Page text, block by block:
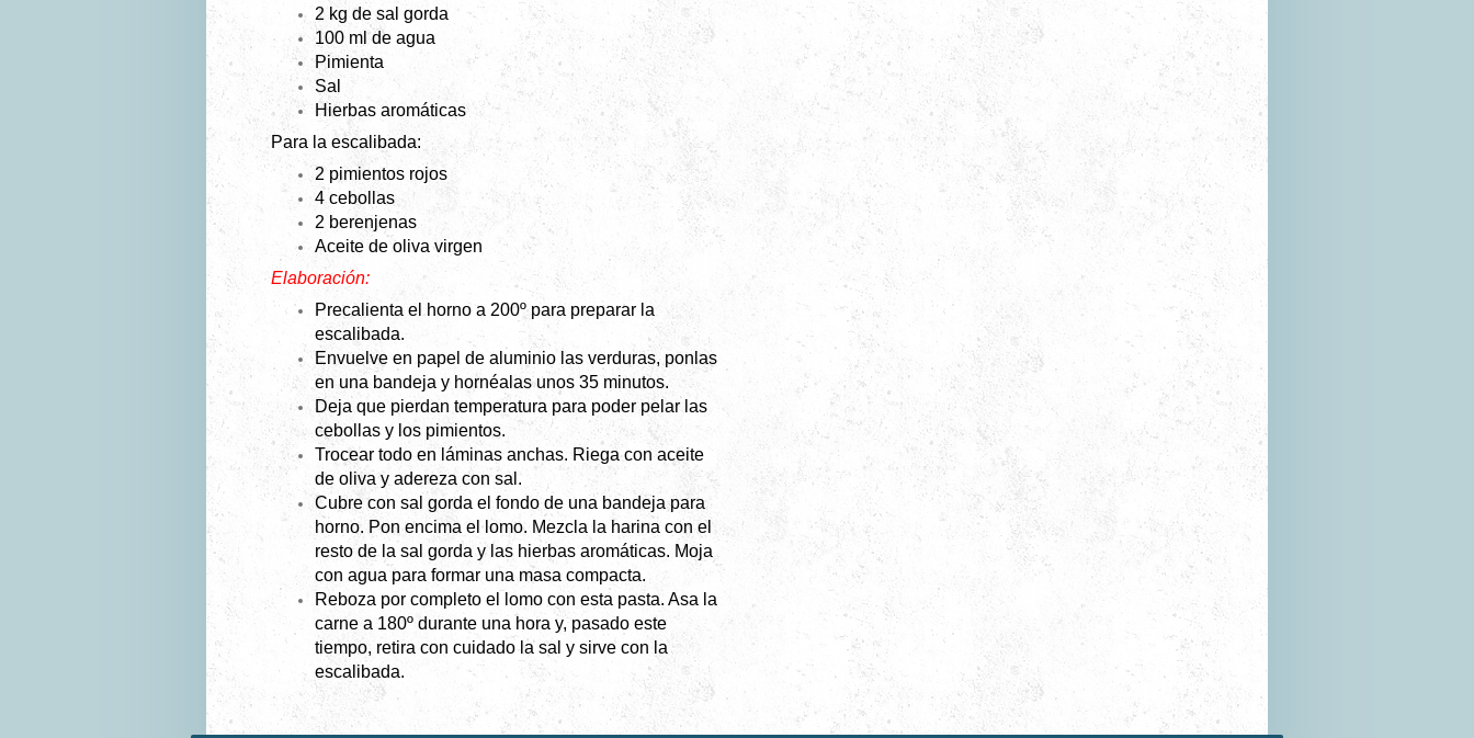
2 kg de sal gorda
100 ml de agua
Pimienta
Sal
Hierbas aromáticas
Para la escalibada:
2 pimientos rojos
4 cebollas
2 berenjenas
Aceite de oliva virgen
Elaboración:
Precalienta el horno a 200º para preparar la
escalibada.
Envuelve en papel de aluminio las verduras, ponlas
en una bandeja y hornéalas unos 35 minutos.
Deja que pierdan temperatura para poder pelar las
cebollas y los pimientos.
Trocear todo en láminas anchas. Riega con aceite
de oliva y adereza con sal.
Cubre con sal gorda el fondo de una bandeja para
horno. Pon encima el lomo. Mezcla la harina con el
resto de la sal gorda y las hierbas aromáticas. Moja
con agua para formar una masa compacta.
Reboza por completo el lomo con esta pasta. Asa la
carne a 180º durante una hora y, pasado este
tiempo, retira con cuidado la sal y sirve con la
escalibada.